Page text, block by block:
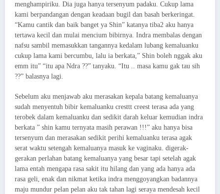
menghampiriku. Dia juga hanya tersenyum padaku. Cukup lama
kami berpandangan dengan keadaan bugil dan basah berkeringat.
“Kamu cantik dan baik banget ya Shin” katanya tiba2 aku hanya
tertawa kecil dan mulai mencium bibirnya. Indra membalas dengan
nafsu sambil memasukkan tangannya kedalam lubang kemaluanku
cukup lama kami bercumbu, lalu ia berkata,” Shin boleh nggak aku
emm itu” “itu apa Ndra ??” tanyaku. “Itu .. masa kamu gak tau sih
??” balasnya lagi.
Sebelum aku menjawab aku merasakan kepala batang kemaluanya
sudah menyentuh bibir kemaluanku cresttt creest terasa ada yang
terobek dalam kemaluanku dan sedikit darah keluar kemudian indra
berkata ” shin kamu ternyata masih perawan !!!” aku hanya bisa
tersenyum dan merasakan sedikit perihi kemaluanku terasa agak
serat waktu setengah kemaluanya masuk ke vaginaku. digerak-
gerakan perlahan batang kemaluanya yang besar tapi setelah agak
lama entah mengapa rasa sakit itu hilang dan yang ada hanya ada
rasa geli, enak dan nikmat ketika indra menggoyangkan badannya
maju mundur pelan pelan aku tak tahan lagi seraya mendesah kecil